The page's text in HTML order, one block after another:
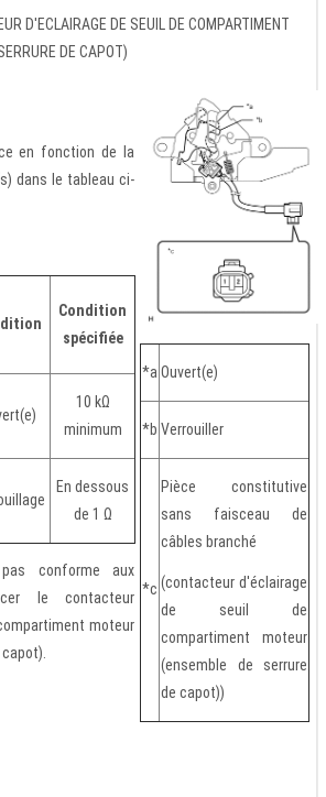
D'ECLAIRAGE DE SEUIL DE COMPARTIMENT
DE CAPOT)
en fonction de la
dans le tableau ci-
Condition
spécifiée
10 kΩ
minimum
En dessous
de 1 Ω
conforme aux
le contacteur
moteur
*a Ouvert(e)
*b Verrouiller
*c
Pièce constitutive
sans faisceau de
câbles branché
(contacteur d'éclairage
de seuil de
compartiment moteur
(ensemble de serrure
de capot))